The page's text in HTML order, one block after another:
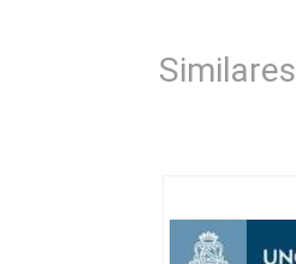
Similares